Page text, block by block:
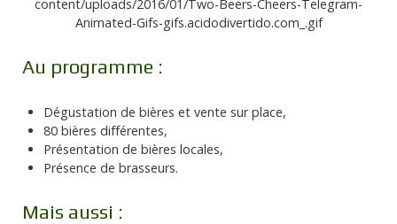
Au programme :
Dégustation de bières et vente sur place,
80 bières différentes,
Présentation de bières locales,
Présence de brasseurs.
Mais aussi :